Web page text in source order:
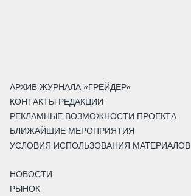
АРХИВ ЖУРНАЛА «ГРЕЙДЕР»
КОНТАКТЫ РЕДАКЦИИ
РЕКЛАМНЫЕ ВОЗМОЖНОСТИ ПРОЕКТА
БЛИЖАЙШИЕ МЕРОПРИЯТИЯ
УСЛОВИЯ ИСПОЛЬЗОВАНИЯ МАТЕРИАЛОВ
НОВОСТИ
РЫНОК